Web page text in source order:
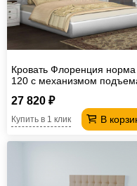
Кровать Флоренция норма
120 с механизмом
27 820 ₽
В
Купить в 1 клик